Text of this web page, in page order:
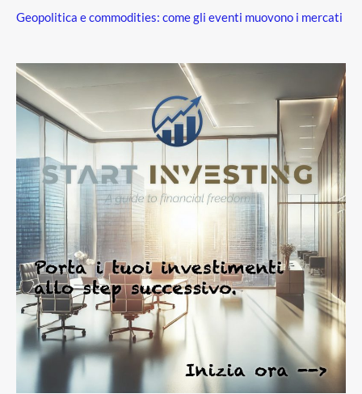
Geopolitica e commodities: come gli eventi muovono i mercati